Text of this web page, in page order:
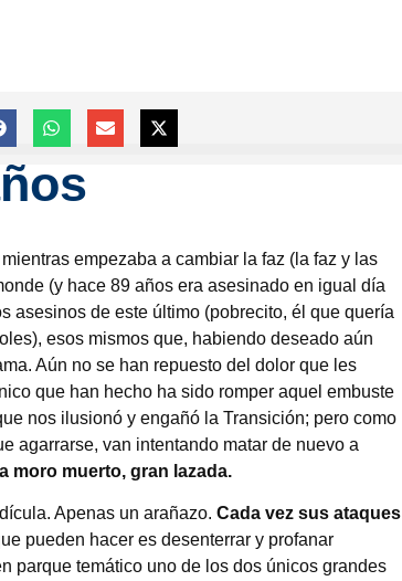
empezaba a cambiar la faz (la faz y las
(y hace 89 años era asesinado en igual día
asesinos de este último (pobrecito, él que quería
esos mismos que, habiendo deseado aún
Aún no se han repuesto del dolor que les
que han hecho ha sido romper aquel embuste
nos ilusionó y engañó la Transición; pero como
agarrarse, van intentando matar de nuevo a
moro muerto, gran lazada.
Apenas un arañazo. Cada vez sus ataques
pueden hacer es desenterrar y profanar
parque temático uno de los dos únicos grandes